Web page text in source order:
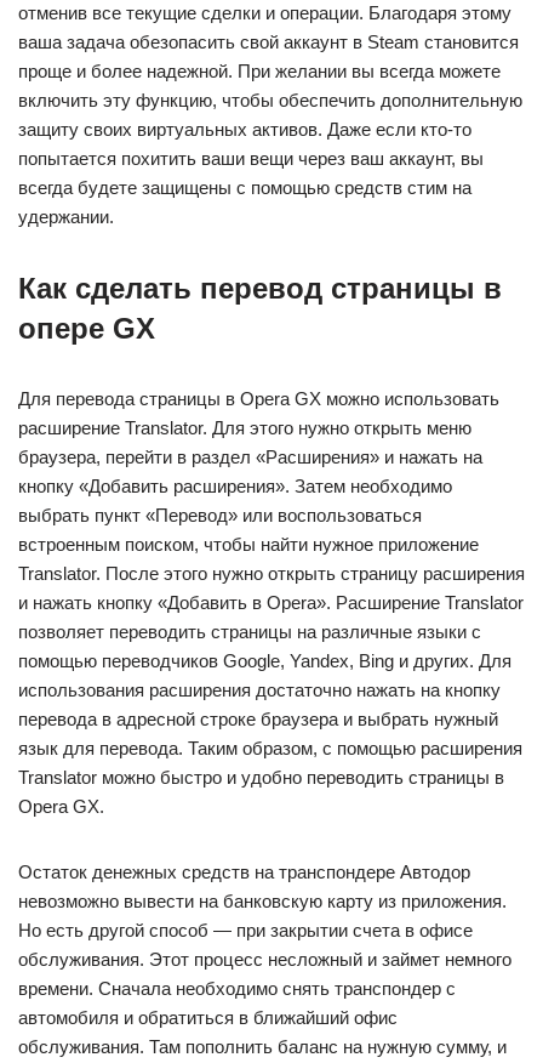
отменив все текущие сделки и операции. Благодаря этому
ваша задача обезопасить свой аккаунт в Steam становится
проще и более надежной. При желании вы всегда можете
включить эту функцию, чтобы обеспечить дополнительную
защиту своих виртуальных активов. Даже если кто-то
попытается похитить ваши вещи через ваш аккаунт, вы
всегда будете защищены с помощью средств стим на
удержании.
Как сделать перевод страницы в
опере GX
Для перевода страницы в Opera GX можно использовать
расширение Translator. Для этого нужно открыть меню
браузера, перейти в раздел «Расширения» и нажать на
кнопку «Добавить расширения». Затем необходимо
выбрать пункт «Перевод» или воспользоваться
встроенным поиском, чтобы найти нужное приложение
Translator. После этого нужно открыть страницу расширения
и нажать кнопку «Добавить в Opera». Расширение Translator
позволяет переводить страницы на различные языки с
помощью переводчиков Google, Yandex, Bing и других. Для
использования расширения достаточно нажать на кнопку
перевода в адресной строке браузера и выбрать нужный
язык для перевода. Таким образом, с помощью расширения
Translator можно быстро и удобно переводить страницы в
Opera GX.
Остаток денежных средств на транспондере Автодор
невозможно вывести на банковскую карту из приложения.
Но есть другой способ — при закрытии счета в офисе
обслуживания. Этот процесс несложный и займет немного
времени. Сначала необходимо снять транспондер с
автомобиля и обратиться в ближайший офис
обслуживания. Там пополнить баланс на нужную сумму, и